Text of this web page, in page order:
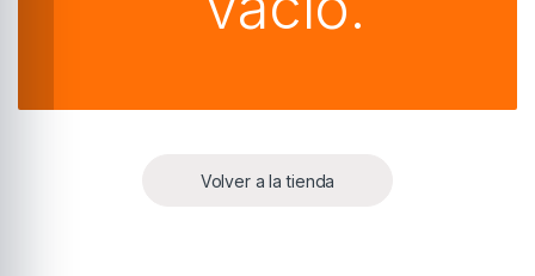
Volver a la tienda